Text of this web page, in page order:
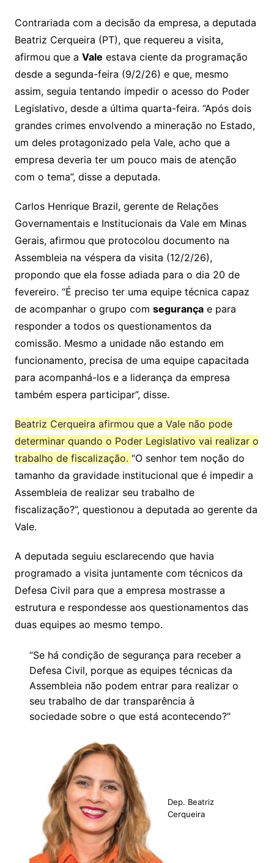
Contrariada com a decisão da empresa, a deputada
Beatriz Cerqueira (PT), que requereu a visita,
afirmou que a Vale estava ciente da programação
desde a segunda-feira (9/2/26) e que, mesmo
assim, seguia tentando impedir o acesso do Poder
Legislativo, desde a última quarta-feira. “Após dois
grandes crimes envolvendo a mineração no Estado,
um deles protagonizado pela Vale, acho que a
empresa deveria ter um pouco mais de atenção
com o tema”, disse a deputada.
Carlos Henrique Brazil, gerente de Relações
Governamentais e Institucionais da Vale em Minas
Gerais, afirmou que protocolou documento na
Assembleia na véspera da visita (12/2/26),
propondo que ela fosse adiada para o dia 20 de
fevereiro. “É preciso ter uma equipe técnica capaz
de acompanhar o grupo com segurançae para
responder a todos os questionamentos da
comissão. Mesmo a unidade não estando em
funcionamento, precisa de uma equipe capacitada
para acompanhá-los e a liderança da empresa
também espera participar”, disse.
Beatriz Cerqueira afirmou que a Vale não pode
determinar quando o Poder Legislativo vai realizar o
trabalho de fiscalização. “O senhor tem noção do
tamanho da gravidade institucional que é impedir a
Assembleia de realizar seu trabalho de
fiscalização?”, questionou a deputada ao gerente da
Vale.
A deputada seguiu esclarecendo que havia
programado a visita juntamente com técnicos da
Defesa Civil para que a empresa mostrasse a
estrutura e respondesse aos questionamentos das
duas equipes ao mesmo tempo.
“Se há condição de segurança para receber a
Defesa Civil, porque as equipes técnicas da
Assembleia não podem entrar para realizar o
seu trabalho de dar transparência à
sociedade sobre o que está acontecendo?”
Dep. Beatriz
Cerqueira